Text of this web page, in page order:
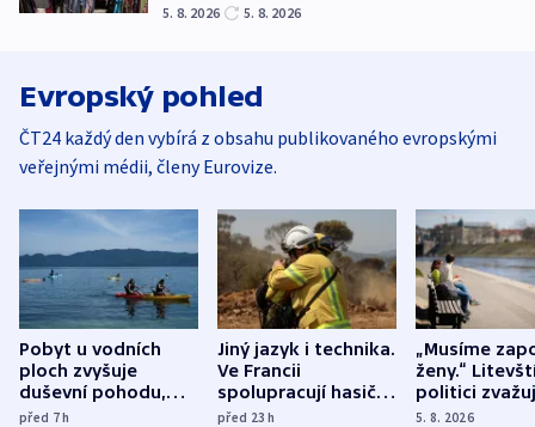
5. 8. 2026 5. 8. 2026
Evropský pohled
ČT24 každý den vybírá z obsahu publikovaného evropskými
veřejnými médii, členy Eurovize.
Pobyt u vodních
ploch zvyšuje
duševní pohodu,
ukázala
před 7h
Jiný jazyk i technika.
Ve Francii
spolupracují hasiči z
různých zemí
před 23h
„Musíme
ženy.“
politici
dohodu o
5. 8. 2026